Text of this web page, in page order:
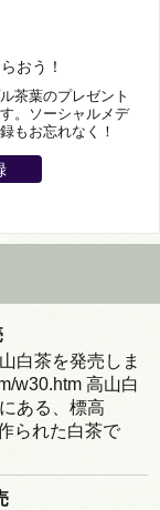
おう！
茶葉のプレゼント
。ソーシャルメデ
もお忘れなく！
白茶を発売しま
w30.htm 高山白
ある、標高
られた白茶で